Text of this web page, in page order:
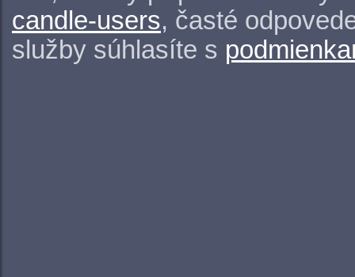
candle-users, časté
služby súhlasíte s